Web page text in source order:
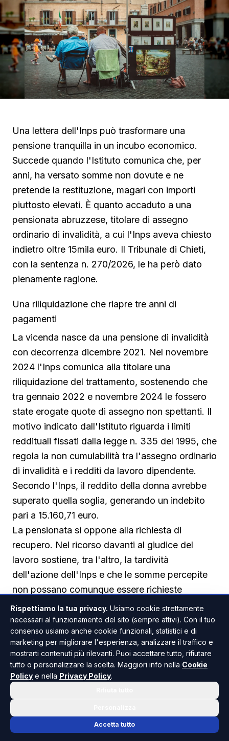
Una lettera dell'Inps può trasformare una
pensione tranquilla in un incubo economico.
Succede quando l'Istituto comunica che, per
anni, ha versato somme non dovute e ne
pretende la restituzione, magari con importi
piuttosto elevati. È quanto accaduto a una
pensionata abruzzese, titolare di assegno
ordinario di invalidità, a cui l'Inps aveva chiesto
indietro oltre 15mila euro. Il Tribunale di Chieti,
con la sentenza n. 270/2026, le ha però dato
pienamente ragione.
Una riliquidazione che riapre tre anni di
pagamenti
La vicenda nasce da una pensione di invalidità
con decorrenza dicembre 2021. Nel novembre
2024 l'Inps comunica alla titolare una
riliquidazione del trattamento, sostenendo che
tra gennaio 2022 e novembre 2024 le fossero
state erogate quote di assegno non spettanti. Il
motivo indicato dall'Istituto riguarda i limiti
reddituali fissati dalla legge n. 335 del 1995, che
regola la non cumulabilità tra l'assegno ordinario
di invalidità e i redditi da lavoro dipendente.
Secondo l'Inps, il reddito della donna avrebbe
superato quella soglia, generando un indebito
pari a 15.160,71 euro.
La pensionata si oppone alla richiesta di
recupero. Nel ricorso davanti al giudice del
lavoro sostiene, tra l'altro, la tardività
dell'azione dell'Inps e che le somme percepite
non possano comunque essere richieste
indietro, perché la sua situazione reddituale era
già nota all'ente.
Perché non tutto l'indebito previdenziale va
restituito
Al centro della decisione vi è una regola che
ha ricevuto un pagamento non dovuto deve
Rispettiamo la tua privacy. Usiamo cookie strettamente
necessari al funzionamento del sito (sempre attivi). Con il tuo
consenso usiamo anche cookie funzionali, statistici e di
marketing per migliorare l'esperienza, analizzare il traffico e
mostrarti contenuti più rilevanti. Puoi accettare tutto, rifiutare
tutto o personalizzare la scelta. Maggiori info nella Cookie
Policy e nella Privacy Policy.
Accetta tutto